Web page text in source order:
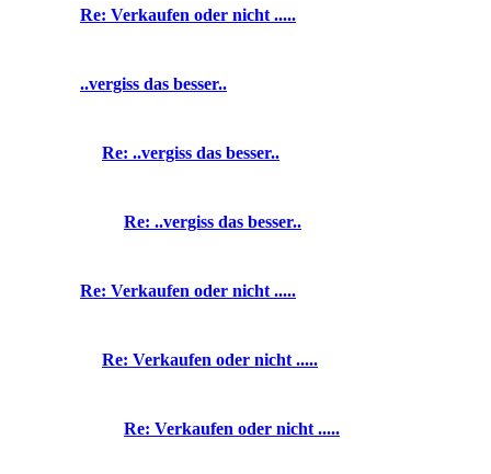
Re: Verkaufen oder nicht .....
..vergiss das besser..
Re: ..vergiss das besser..
Re: ..vergiss das besser..
Re: Verkaufen oder nicht .....
Re: Verkaufen oder nicht .....
Re: Verkaufen oder nicht .....